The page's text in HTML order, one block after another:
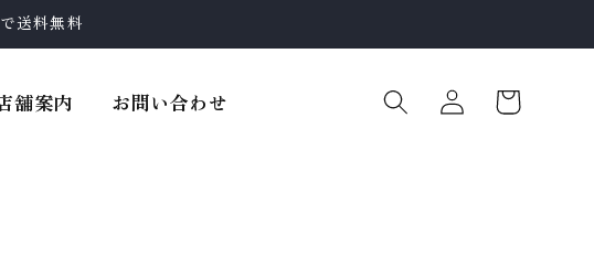
送料無料
舗案内 お問い合わせ
ロ
グ
イ
ー